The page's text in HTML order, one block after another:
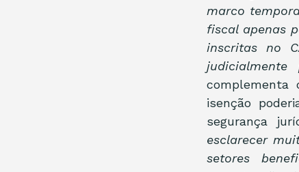
marco
fiscal apenas
inscritas no
isenção
segurança
esclarecer
setores